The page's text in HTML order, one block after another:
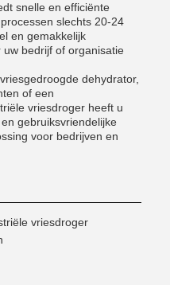
snelle en efficiënte
slechts 20-24
en gemakkelijk
bedrijf of organisatie
dehydrator,
of een
vriesdroger heeft u
gebruiksvriendelijke
voor bedrijven en
vriesdroger